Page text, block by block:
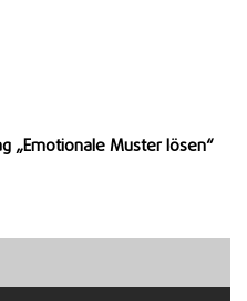
„Emotionale Muster lösen“